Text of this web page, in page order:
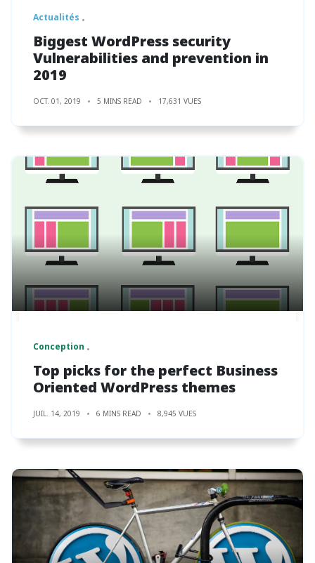
Actualités
Biggest WordPress security
Vulnerabilities and prevention in
2019
OCT. 01, 2019 5 MINS READ 17,631 VUES
Conception
Top picks for the perfect Business
Oriented WordPress themes
JUIL. 14, 2019 6 MINS READ 8,945 VUES